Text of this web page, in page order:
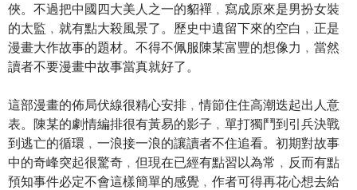
俠。不過把中國四大美人之一的貂襌﹐寫成原來是男扮女裝
的太監﹐就有點大殺風景了。歷史中遺留下來的空白﹐正是
漫畫大作故事的題材。不得不佩服陳某富豐的想像力﹐當然
讀者不要漫畫中故事當真就好了。
這部漫畫的佈局伏線很精心安排﹐情節住住高潮迭起出人意
表。陳某的劇情編排很有黃易的影子﹐單打獨鬥到引兵決戰
到逃亡的循環﹐一浪接一浪的讓讀者不住追看。初期對故事
中的奇峰突起很驚奇﹐但現在已經有點習以為常﹐反而有點
預知事件必定不會這樣簡單的感覺﹐作者可得再花心想去給